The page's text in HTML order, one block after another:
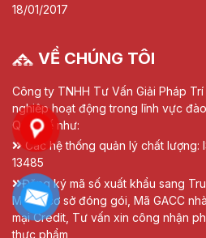
18/01/2017
VỀ CHÚNG TÔI
Công ty TNHH Tư Vấn Giải Pháp
nghiệp hoạt động trong lĩnh vực
Quốc tế như:
Các hệ thống quản lý chất lượng:
13485
Đăng ký mã số xuất khẩu sang
Mã số cơ sở đóng gói, Mã GACC
mại Credit, Tư vấn xin công nhận
thực phẩm